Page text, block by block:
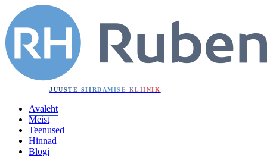
JUUSTE SIIRDAMISE KLIINIK
Avaleht
Meist
Teenused
Hinnad
Blogi